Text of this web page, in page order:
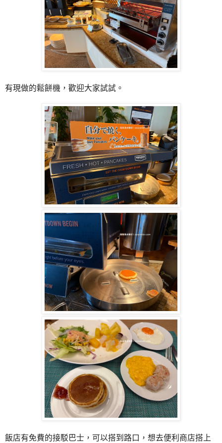
有現做的鬆餅機，歡迎大家試試。
飯店有免費的接駁巴士，可以搭到路口，想去便利商店搭上